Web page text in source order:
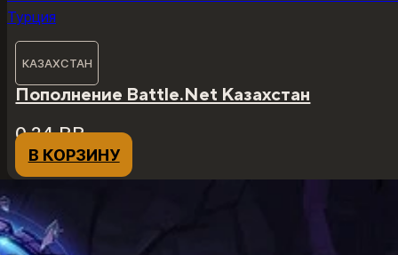
КАЗАХСТАН
Пополнение Battle.Net Казахстан
0,24₽₽
В КОРЗИНУ